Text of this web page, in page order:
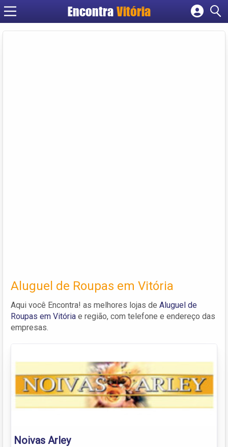
Encontra Vitória
Cadastrar empresa
Aluguel de Roupas em Vitória
Aqui você Encontra! as melhores lojas de Aluguel de
Roupas em Vitória e região, com telefone e endereço das
empresas.
Noivas Arley